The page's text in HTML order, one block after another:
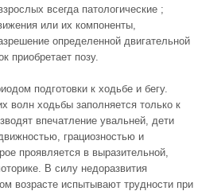
всегда патологические ;
или их компоненты,
определенной двигательной
приобретает позу.
подготовки к ходьбе и бегу.
волн ходьбы заполняется только к
впечатление увальней, дети
грациозностью и
проявляется в выразительной,
В силу недоразвития
возрасте испытывают трудности при